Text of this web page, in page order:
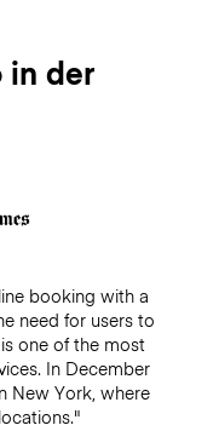
in der
booking with a
need for users to
one of the most
In December
New York, where